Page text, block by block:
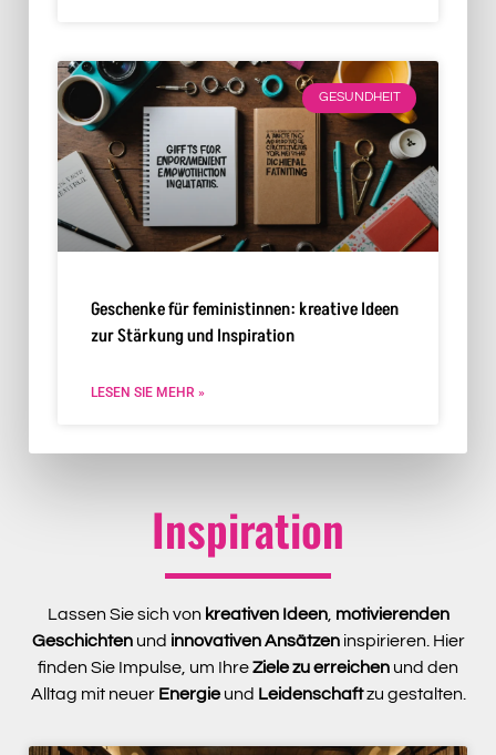
GESUNDHEIT
Geschenke für feministinnen: kreative Ideen
zur Stärkung und Inspiration
LESEN SIE MEHR »
Inspiration
Lassen Sie sich von kreativen Ideen, motivierenden
Geschichtenund innovativen Ansätzeninspirieren. Hier
finden Sie Impulse, um IhreZiele zu erreichen und den
Alltag mit neuer Energieund Leidenschaftzu gestalten.